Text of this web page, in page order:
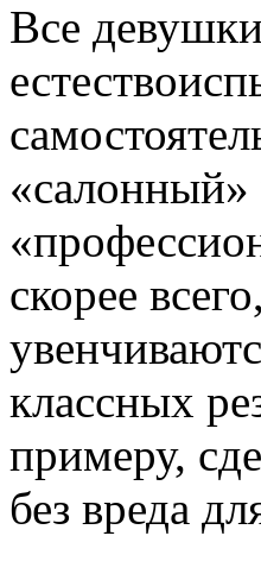
Все
скорее
классных
примеру,
без вреда